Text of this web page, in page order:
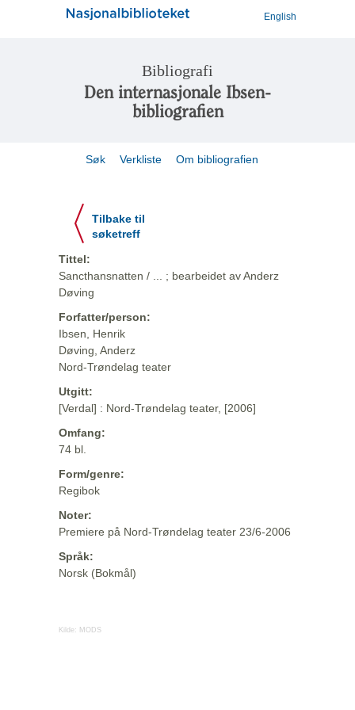
English
Bibliografi
Den internasjonale Ibsen-
bibliografien
Søk Verkliste Om bibliografien
Tilbake til
søketreff
Tittel:
Sancthansnatten / ... ; bearbeidet av Anderz
Døving
Forfatter/person:
Ibsen, Henrik
Døving, Anderz
Nord-Trøndelag teater
Utgitt:
[Verdal] : Nord-Trøndelag teater, [2006]
Omfang:
74 bl.
Form/genre:
Regibok
Noter:
Premiere på Nord-Trøndelag teater 23/6-2006
Språk:
Norsk (Bokmål)
Kilde: MODS